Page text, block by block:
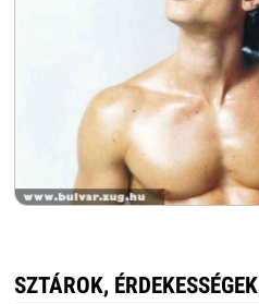
SZTÁROK, ÉRDEKESSÉGEK